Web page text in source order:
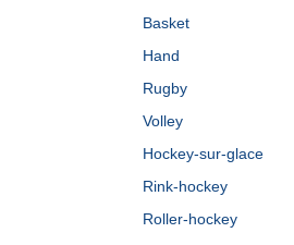
Basket
Hand
Rugby
Volley
Hockey-sur-glace
Rink-hockey
Roller-hockey